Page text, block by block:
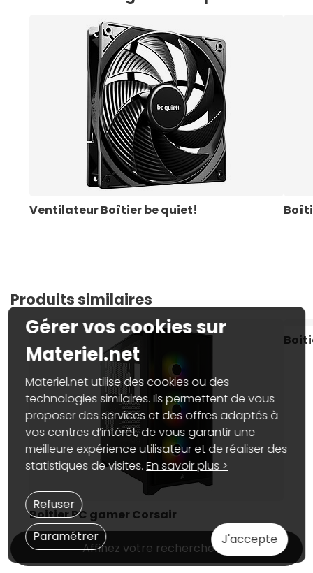
Ventilateur Boîtier be quiet!
Produits similaires
Boitier PC gamer Corsair
Affinez votre recherche
Gérer vos cookies sur
Materiel.net
Materiel.net utilise des cookies ou des
technologies similaires. Ils permettent de vous
proposer des services et des offres adaptés à
vos centres d’intérêt, de vous garantir une
meilleure expérience utilisateur et de réaliser des
statistiques de visites.En savoir plus >
J'accepte
Paramétrer
Refuser